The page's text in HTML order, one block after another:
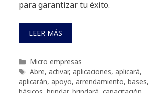
para garantizar tu éxito.
LEER MÁS
Categorías
Micro empresas
Etiquetas
Abre, activar, aplicaciones, aplicará,
aplicarán, apoyo, arrendamiento, bases,